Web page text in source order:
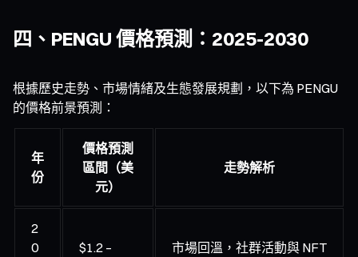
四、PENGU 價格預測：2025-2030
根據歷史走勢、市場情緒及生態發展規劃，以下為 PENGU
的價格前景預測：
年
份
價格預測
區間（美
元）
走勢解析
2
0
$1.2 –
市場回溫，社群活動與 NFT